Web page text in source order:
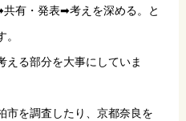
有・発表➡考えを深める。と
える部分を大事にしていま
市を調査したり、京都奈良を